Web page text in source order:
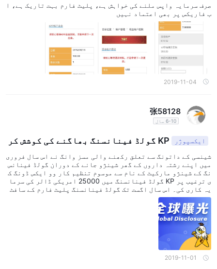
صرف سرمایہ واپس ملنے کی خواہش ہے، پلیٹ فارم بہت تاریک ہے، ا
ب فاریکس پر بھی اعتماد نہیں
2019-11-04
张58128
6-10 سال
ایکسپوژر
KP گولڈ فینانسنگ بھاگنے کی کوشش کر
شینسی کے داتونگ سے تعلق رکھنے والی مسز وانگ نے اس سال فروری
میں اپنے رشتہ داروں کے گھر شینژو جانے کے دوران گولڈ فینانس
نگ کے شینژو مارکیٹ کے نام سے موسوم تنظیم کار وو ایکس ڈونگ ک
ی ترغیب پر KP گولڈ فینانسنگ میں 25000 امریکی ڈالر کی سرما
یہ کاری کی۔ اس سال اگست تک گولڈ فینانسنگ پلیٹ فارم کے سافٹ
ویئر پر اچانک فنڈز کی واپسی کی سہولت بند ہو گئی، جس کی وجہ ڈ
یٹا کی منتقلی کا عمل بتائی گئی۔ سافٹ ویئر پر ابھی تک فاریکس
ٹرانزیکشنز کا عمل جاری نظر آتا ہے، لیکن حالیہ آن لائن معلوم
ات سے معلوم ہوا ہے کہ بعض فاریکس ٹرانزیکشن پلیٹ فارمز بھاگ
نے کی تیاری کرتے وقت یہی طریقہ کار استعمال کرتے ہیں۔ یہ سچ
ہے؟ KP گولڈ فینانسنگ کے ملکی سرپرست، موسوم مارکیٹ کے مشیر
اور گولڈ فینانسنگ کے بیرونی ملکی ادارے کے افراد ابھی تک نظ
ر نہیں آتے ہیں۔ صرف موسوم مارکیٹ تنظیم کار وو ایکس ڈونگ کا
دعویٰ ہے کہ ادارہ نئے پلیٹ فارم کی تبدیلی کی کوشش کر رہا ہے۔
2019-11-01